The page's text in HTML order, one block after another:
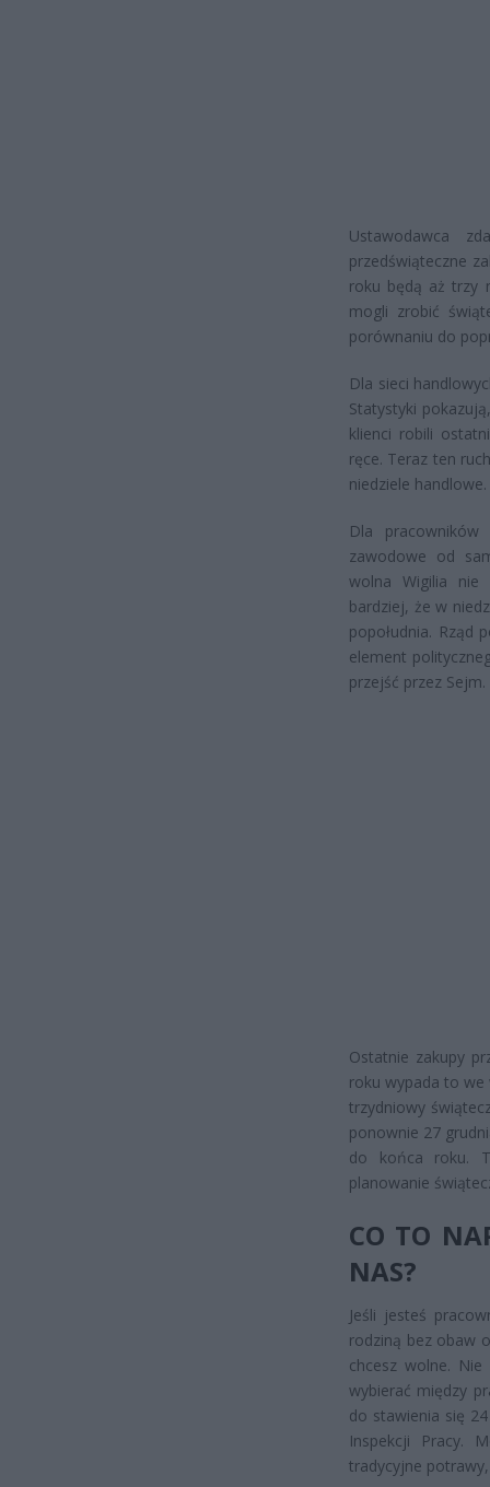
Ustawodawca
przedświąteczne
roku będą aż trzy
mogli zrobić
porównaniu do
Dla sieci
Statystyki
klienci robili
ręce. Teraz ten
niedziele handlowe.
Dla
zawodowe od
wolna Wigilia nie
bardziej, że w
popołudnia. Rząd
element
przejść przez Sejm.
Ostatnie zakupy
roku wypada to we
trzydniowy
ponownie 27
do końca roku.
planowanie
CO TO
NAS?
Jeśli jesteś
rodziną bez obaw
chcesz wolne. Nie
wybierać między
do stawienia się
Inspekcji Pracy.
tradycyjne